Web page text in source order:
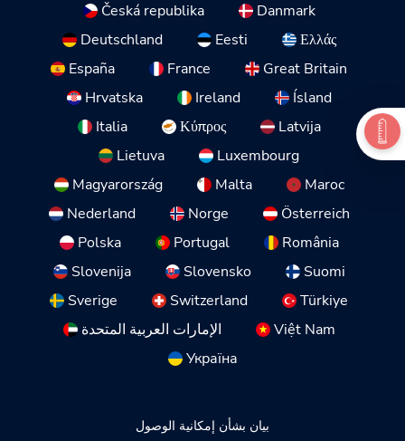
Česká republika
Danmark
Deutschland
Eesti
Ελλάς
España
France
Great Britain
Hrvatska
Ireland
Ísland
Italia
Κύπρος
Latvija
Lietuva
Luxembourg
Magyarország
Malta
Maroc
Nederland
Norge
Österreich
Polska
Portugal
România
Slovenija
Slovensko
Suomi
Sverige
Switzerland
Türkiye
الإمارات العربية المتحدة
Việt Nam
Україна
بيان بشأن إمكانية الوصول